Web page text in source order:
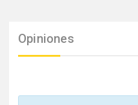
Opiniones